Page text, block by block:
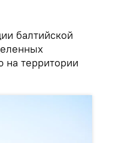
балтийской
на территории